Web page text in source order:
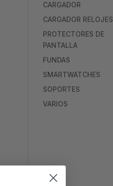
CARGADOR
CARGADOR RELOJES
PROTECTORES DE
PANTALLA
FUNDAS
SMARTWATCHES
SOPORTES
VARIOS